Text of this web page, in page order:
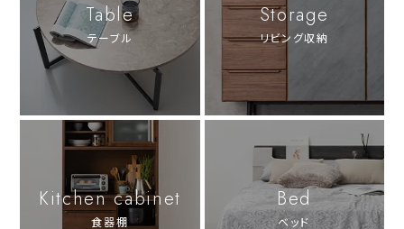
Table
テーブル
Storage
リビング収納
Kitchen cabinet
食器棚
Bed
ベッド